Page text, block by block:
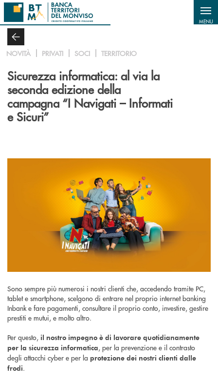
Salta al contenuto principale
MENU
NOVITÀ PRIVATI SOCI TERRITORIO
Sicurezza informatica: al via la
seconda edizione della
campagna “I Navigati – Informati
e Sicuri”
Sono sempre più numerosi i nostri clienti che, accedendo tramite PC,
tablet e smartphone, scelgono di entrare nel proprio internet banking
Inbank e fare pagamenti, consultare il proprio conto, investire, gestire
prestiti e mutui, e molto altro.
Per questo, il nostro impegno è di lavorare quotidianamente
per la sicurezza informatica, per la prevenzione e il contrasto
degli attacchi cyber e per la protezione dei nostri clienti dalle
frodi.